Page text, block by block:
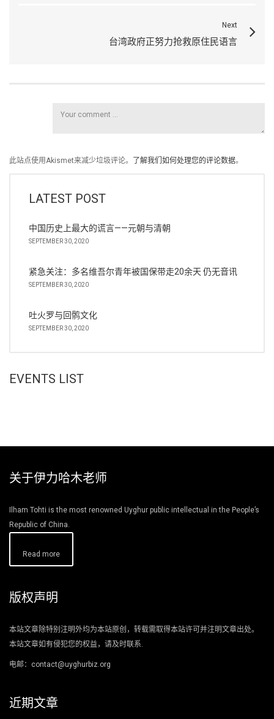
Next
台湾政府正努力抢救原住民语言
此站点使用Akismet来减少垃圾评论。 了解我们如何处理您的评论数据。
LATEST POST
中国历史上最大的谎言——元朝与清朝
SEPTEMBER 30, 2020
紧急关注：多名维吾尔青年被国保带走20余天 仍无音讯
SEPTEMBER 30, 2020
吐火罗与回鹘文化
SEPTEMBER 30, 2020
EVENTS LIST
关于伊力哈木老师
Ilham Tohti is the most renowned Uyghur public intellectual in the People’s
Republic of China.
Read more
版权声明
本站文章除特别注明外均为本站原创，转载需取得本站许可并注明文章出处。
本站文章如有侵犯您的权益，请及时联系.
电邮：contact@uyghurbiz.org
近期文章